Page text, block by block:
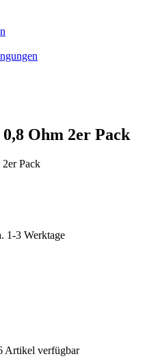
Ohm 2er Pack
1-3 Werktage
Artikel verfügbar